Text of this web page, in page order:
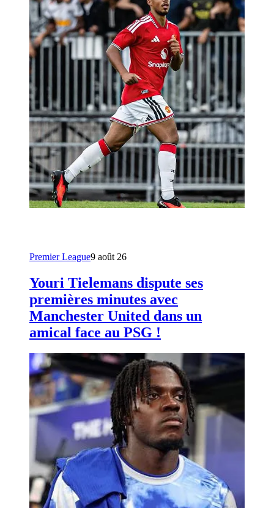
Premier League9 août 26
Youri Tielemans dispute ses
premières minutes avec
Manchester United dans un
amical face au PSG !